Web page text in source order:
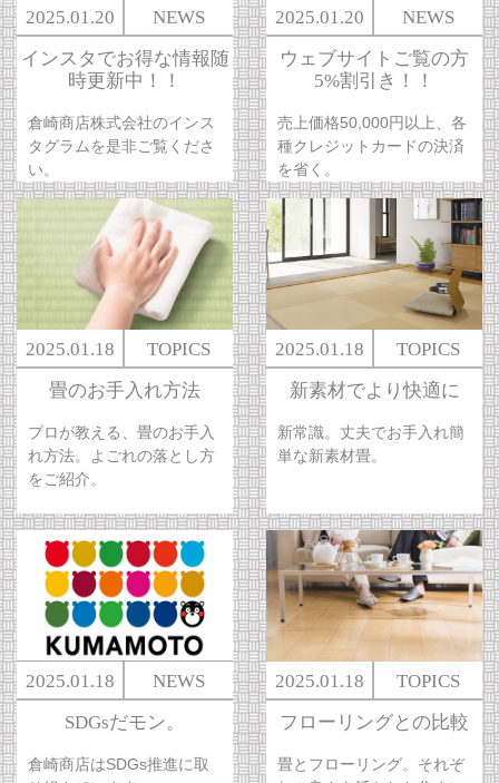
2025.01.20
NEWS
インスタでお得な情報随
時更新中！！
倉崎商店株式会社のインス
タグラムを是非ご覧くださ
い。
2025.01.20
NEWS
ウェブサイトご覧の方
5%割引き！！
売上価格50,000円以上、各
種クレジットカードの決済
を省く。
2025.01.18
TOPICS
畳のお手入れ方法
プロが教える、畳のお手入
れ方法。よごれの落とし方
をご紹介。
2025.01.18
TOPICS
新素材でより快適に
新常識。丈夫でお手入れ簡
単な新素材畳。
2025.01.18
NEWS
SDGsだモン。
倉崎商店はSDGs推進に取
2025.01.18
TOPICS
フローリングとの比較
畳とフローリング。それぞ